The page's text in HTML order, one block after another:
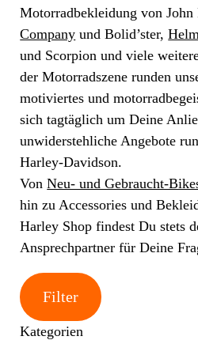
Motorradbekleidung von
Company und Bolid’ster,
und Scorpion und viele
der Motorradszene runden
motiviertes und
sich tagtäglich um Deine
unwiderstehliche Angebote
Harley-Davidson.
VonNeu- und Gebraucht-
hin zu Accessories und
Harley Shop findest Du stets
Ansprechpartner für Deine
Filter
Kategorien